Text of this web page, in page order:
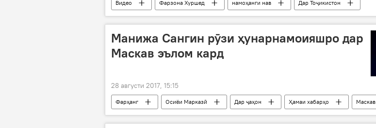
Видео Фарзона Хуршед намоҳанги нав Дар Тоҷикистон
Манижа Сангин рӯзи ҳунарнамоияшро дар
Маскав эълом кард
28 августи 2017, 15:15
Фарҳанг Осиёи Марказӣ Дар ҷаҳон Ҳамаи хабарҳо
Маскав
консерт